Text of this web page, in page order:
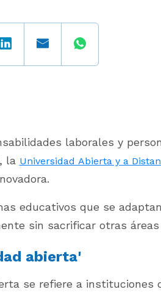
laborales y
la Universidad Abierta y a
educativos que se
sin sacrificar otras
abierta'
se refiere a instituciones